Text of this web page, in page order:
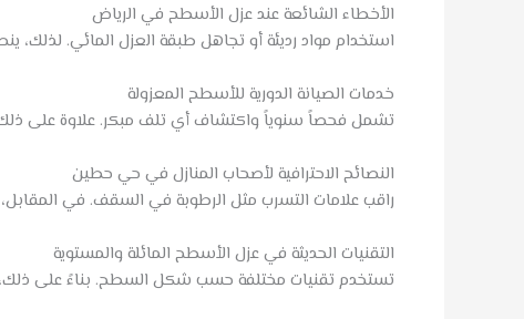
الأخطاء الشائعة عند عزل الأسطح في الرياض
استخدام مواد رديئة أو تجاهل طبقة العزل المائي. لذلك،
خدمات الصيانة الدورية للأسطح المعزولة
تشمل فحصاً سنوياً واكتشاف أي تلف مبكر. علاوة على
النصائح الاحترافية لأصحاب المنازل في حي حطين
راقب علامات التسرب مثل الرطوبة في السقف. في
التقنيات الحديثة في عزل الأسطح المائلة والمستوية
تستخدم تقنيات مختلفة حسب شكل السطح. بناءً على ذلك،